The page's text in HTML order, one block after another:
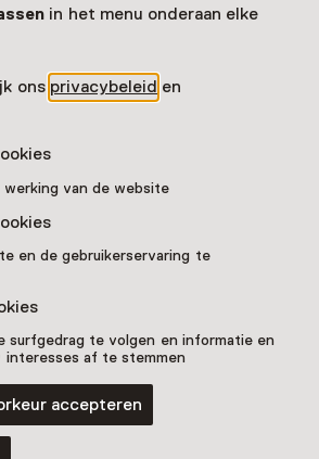
in het menu onderaan elke
ons privacybeleid en
van de website
en de gebruikerservaring te
surfgedrag te volgen en informatie en
af te stemmen
accepteren
17:00 uur
in POST